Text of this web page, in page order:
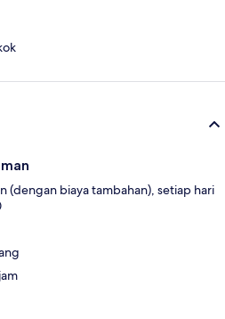
(dengan biaya tambahan), setiap hari